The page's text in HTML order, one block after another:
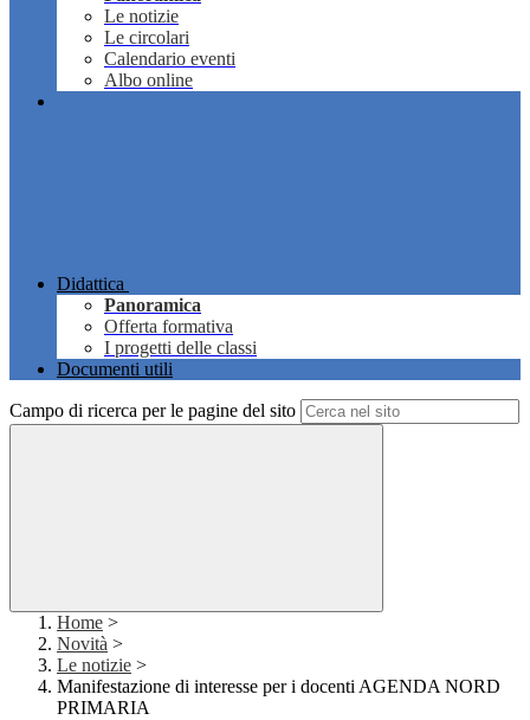
Le notizie
Le circolari
Calendario eventi
Albo online
Didattica
Panoramica
Offerta formativa
I progetti delle classi
Documenti utili
Campo di ricerca per le pagine del sito
Home >
Novità >
Le notizie >
Manifestazione di interesse per i docenti AGENDA NORD
PRIMARIA